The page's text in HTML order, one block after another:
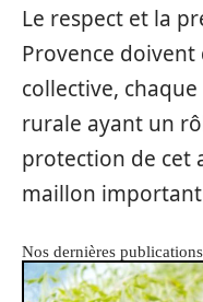
Le respect et la
Provence
collective,
rurale ayant un
protection de cet
maillon
Nos dernières publications